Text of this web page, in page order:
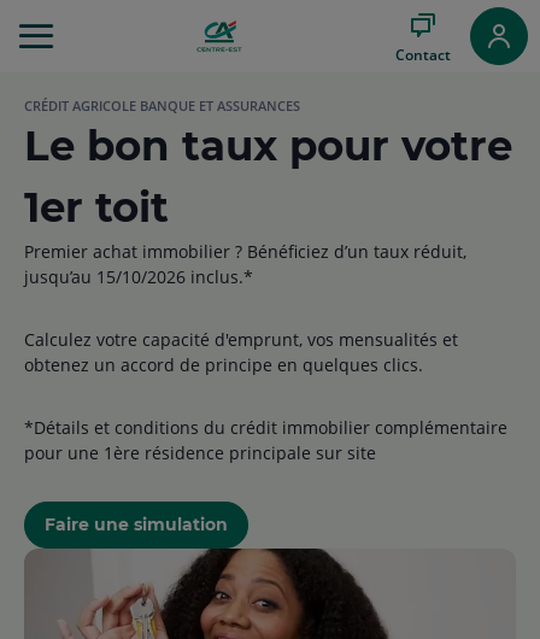
au
Contenu
Aller
au
de
page
Contact
CRÉDIT AGRICOLE BANQUE ET ASSURANCES
Le bon taux pour votre
1er toit
Premier achat immobilier ? Bénéficiez d’un taux réduit,
jusqu’au 15/10/2026 inclus.*
Calculez votre capacité d'emprunt, vos mensualités et
obtenez un accord de principe en quelques clics.
*Détails et conditions du crédit immobilier complémentaire
pour une 1ère résidence principale sur site
Faire une simulation